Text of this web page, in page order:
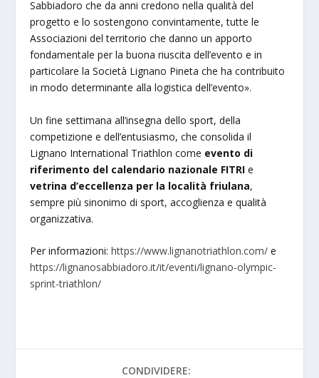
Sabbiadoro che da anni credono nella qualità del
progetto e lo sostengono convintamente, tutte le
Associazioni del territorio che danno un apporto
fondamentale per la buona riuscita dell’evento e in
particolare la Società Lignano Pineta che ha contribuito
in modo determinante alla logistica dell’evento».
Un fine settimana all’insegna dello sport, della
competizione e dell’entusiasmo, che consolida il
Lignano International Triathlon come evento di
riferimento del calendario nazionale FITRI e
vetrina d’eccellenza per la località friulana,
sempre più sinonimo di sport, accoglienza e qualità
organizzativa.
Per informazioni:https://www.lignanotriathlon.com/ e
https://lignanosabbiadoro.it/it/eventi/lignano-olympic-
sprint-triathlon/
CONDIVIDERE: